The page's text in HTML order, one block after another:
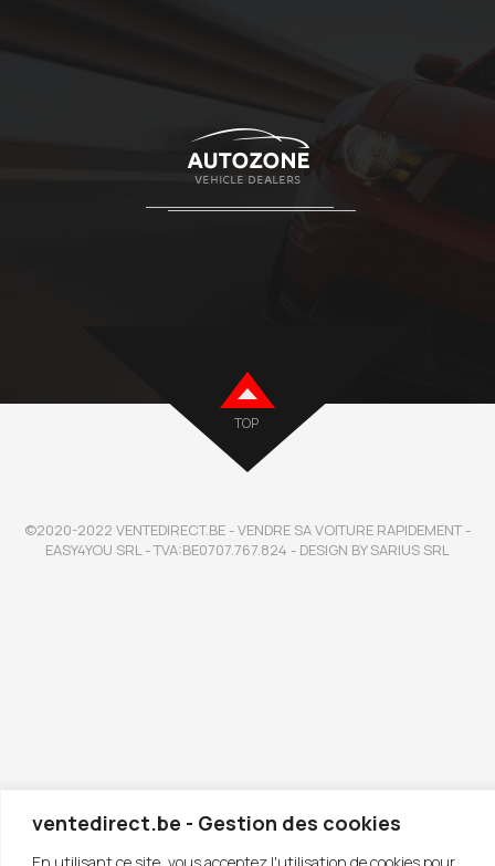
ventedirect.be - Gestion des cookies
En utilisant ce site, vous acceptez l'utilisation de cookies pour
TOP
©2020-2022 VENTEDIRECT.BE - VENDRE SA VOITURE RAPIDEMENT -
EASY4YOU SRL - TVA:BE0707.767.824 - DESIGN BY SARIUS SRL